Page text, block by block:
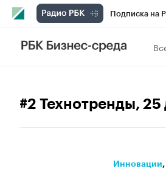
Подписка на
Телеканал
#2 Технотренды, 25
Инновации⁠,